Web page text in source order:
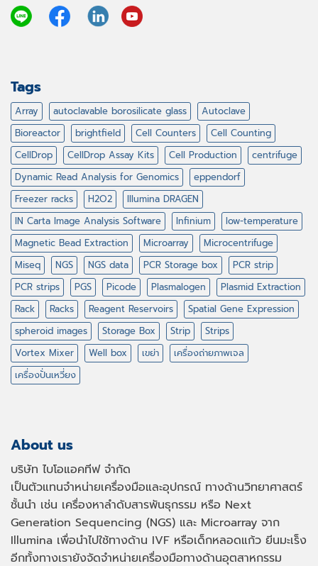
Tags
Array autoclavable borosilicate glass
Autoclave
Bioreactor
brightfield Cell Counters
Cell Counting
CellDrop
CellDrop Assay Kits Cell Production
centrifuge
Dynamic Read Analysis for Genomics
eppendorf
Freezer racks
H2O2
Illumina DRAGEN
IN Carta Image Analysis Software
Infinium
low-temperature
Magnetic Bead Extraction
Microarray
Microcentrifuge
Miseq
NGS NGS data PCR Storage box
PCR strip
PCR strips
PGS Picode Plasmalogen
Plasmid Extraction
Rack
Racks Reagent Reservoirs
Spatial Gene Expression
spheroid images
Storage Box Strip
Strips
Vortex Mixer
Well box เขย่า
เครื่องถ่ายภาพเจล
เครื่องปั่นเหวี่ยง
About us
บริษัท ไบโอแอคทีฟ จำกัด
เป็นตัวแทนจำหน่ายเครื่องมือและอุปกรณ์ ทางด้านวิทยาศาสตร์
ชั้นนำ เช่น เครื่องหาลำดับสารพันธุกรรม หรือ Next
Generation Sequencing (NGS) และ Microarray จาก
Illumina เพื่อนำไปใช้ทางด้าน IVF หรือเด็กหลอดแก้ว ยีนมะเร็ง
อีกทั้งทางเรายังจัดจำหน่ายเครื่องมือทางด้านอุตสาหกรรม